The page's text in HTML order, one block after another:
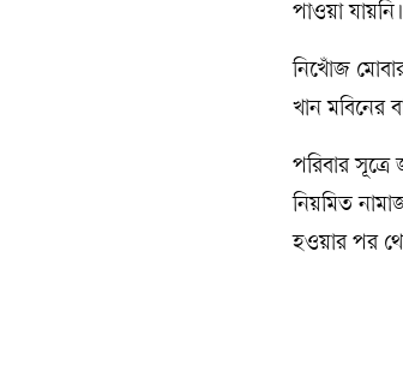
পাওয়া
নিখোঁজ
খান মবিনের
পরিবার
নিয়মিত
হওয়ার পর